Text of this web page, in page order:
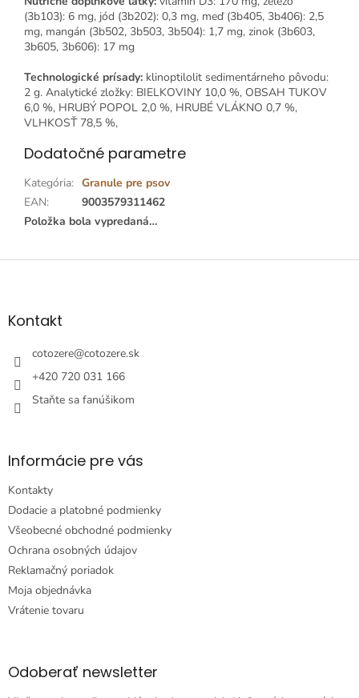
(3b103): 6 mg, jód (3b202): 0,3 mg, meď (3b405, 3b406): 2,5
mg, mangán (3b502, 3b503, 3b504): 1,7 mg, zinok (3b603,
3b605, 3b606): 17 mg
Technologické prísady: klinoptilolit sedimentárneho pôvodu:
2 g. Analytické zložky: BIELKOVINY 10,0 %, OBSAH TUKOV
6,0 %, HRUBÝ POPOL 2,0 %, HRUBÉ VLÁKNO 0,7 %,
VLHKOSŤ 78,5 %,
Dodatočné parametre
Kategória: Granule pre psov
EAN:
9003579311462
Položka bola vypredaná…
Z
äKontakt
cotozere@cotozere.sk
+420 720 031 166
Staňte sa fanúšikom
Informácie pre vás
Kontakty
Dodacie a platobné podmienky
Všeobecné obchodné podmienky
Ochrana osobných údajov
Reklamačný poriadok
Moja objednávka
Vrátenie tovaru
Odoberať newsletter